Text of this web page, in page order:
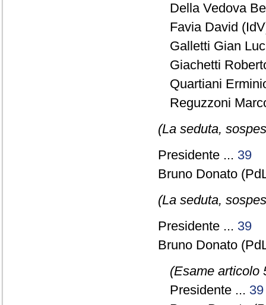
Della Vedova
Favia David
Galletti Gian
Giachetti
Quartiani
Reguzzoni
(La seduta,
Presidente ... 39
Bruno Donato
(La seduta,
Presidente ... 39
Bruno Donato
(Esame articolo
Presidente ... 39